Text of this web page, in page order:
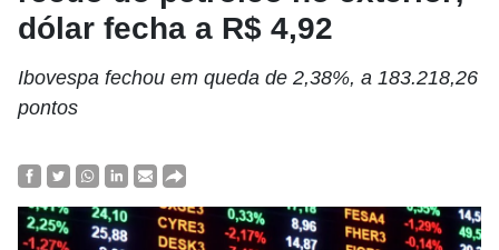
dólar fecha a R$ 4,92
Ibovespa fechou em queda de 2,38%, a 183.218,26
pontos